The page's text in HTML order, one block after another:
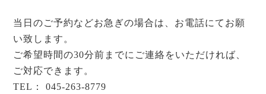
当日のご予約などお急ぎの場合は、お電話にてお願
い致します。
ご希望時間の30分前までにご連絡をいただければ、
ご対応できます。
TEL：045-263-8779